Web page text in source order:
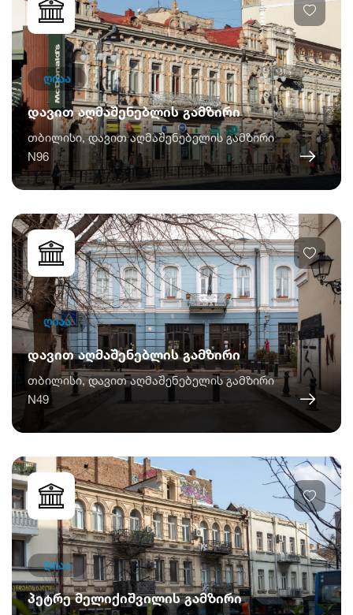
ღიაა
დავით აღმაშენებლის გამზირი
თბილისი, დავით აღმაშენებელის გამზირი
N96
ღიაა
დავით აღმაშენებლის გამზირი
თბილისი, დავით აღმაშენებელის გამზირი
N49
ღიაა
პეტრე მელიქიშვილის გამზირი